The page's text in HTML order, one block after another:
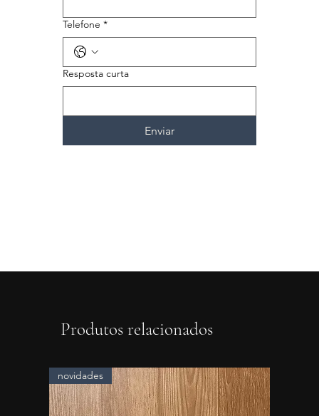
Telefone *
Resposta curta
Enviar
Produtos relacionados
novidades